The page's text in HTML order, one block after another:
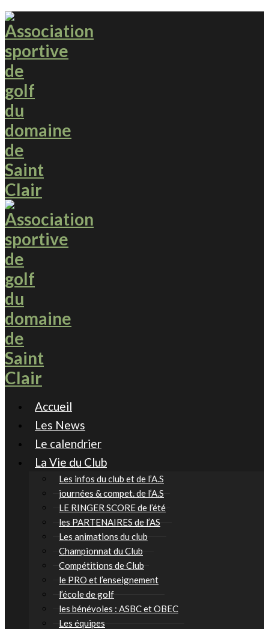
Accueil
Les News
Le calendrier
La Vie du Club
Les infos du club et de l’A.S
journées & compet. de l’A.S
LE RINGER SCORE de l’été
les PARTENAIRES de l’AS
Les animations du club
Championnat du Club
Compétitions de Club
le PRO et l’enseignement
l’école de golf
les bénévoles : ASBC et OBEC
Les équipes